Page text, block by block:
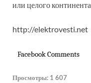
или целого континента.
http://elektrovesti.net
Facebook Comments
Просмотры: 1 607